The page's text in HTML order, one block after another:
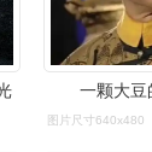
一颗大豆
图片尺寸640x480